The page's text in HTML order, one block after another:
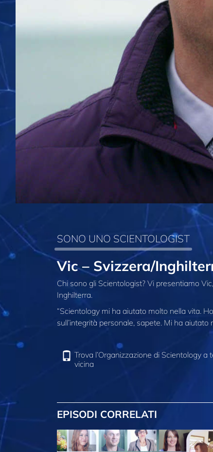
SONO UNO SCIENTOLOGIST
Vic – Svizzera/
Chi sono gli Scientologist? Vi presentiamo
Inghilterra.
“Scientology mi ha aiutato molto nella vita.
sull’integrità personale, sapete. Mi ha
Trova l’Organizzazione di Scientology a
vicina
EPISODI CORRELATI